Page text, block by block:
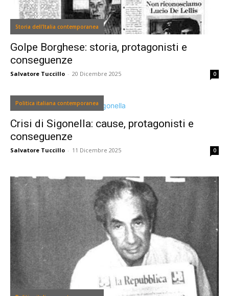
Storia dell'Italia contemporanea
Golpe Borghese: storia, protagonisti e
conseguenze
Salvatore Tuccillo - 20 Dicembre 2025 0
Politica italiana contemporanea
Crisi di Sigonella: cause, protagonisti e
conseguenze
Salvatore Tuccillo - 11 Dicembre 2025 0